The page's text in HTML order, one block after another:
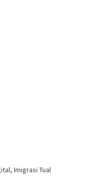
Imigrasi Tual